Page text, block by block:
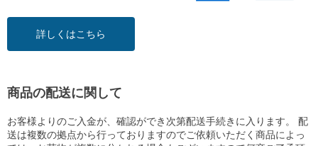
詳しくはこちら
商品の配送に関して
お客様よりのご入金が、確認ができ次第配送手続きに入ります。 配
送は複数の拠点から行っておりますのでご依頼いただく商品によっ